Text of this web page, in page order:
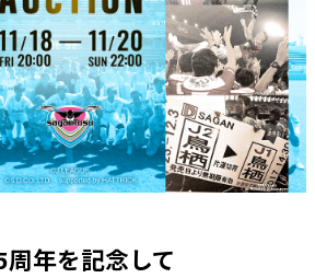
年を記念して